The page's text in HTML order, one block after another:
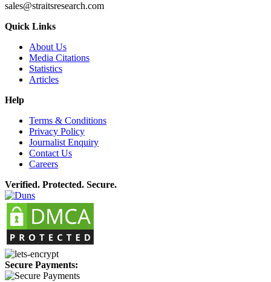
sales@straitsresearch.com
Quick Links
About Us
Media Citations
Statistics
Articles
Help
Terms & Conditions
Privacy Policy
Journalist Enquiry
Contact Us
Careers
Verified. Protected. Secure.
Secure Payments: